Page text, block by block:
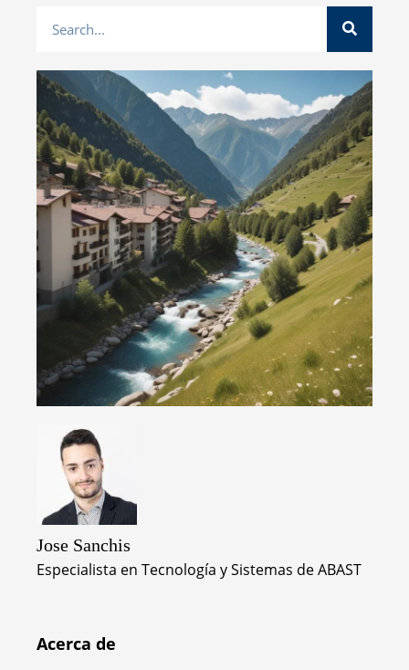
Jose Sanchis
Especialista en Tecnología y Sistemas de ABAST
Acerca de